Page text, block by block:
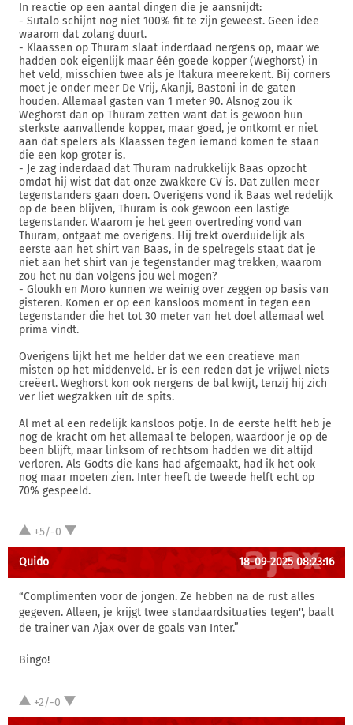
In reactie op een aantal dingen die je aansnijdt:
- Sutalo schijnt nog niet 100% fit te zijn geweest. Geen idee
waarom dat zolang duurt.
- Klaassen op Thuram slaat inderdaad nergens op, maar we
hadden ook eigenlijk maar één goede kopper (Weghorst) in
het veld, misschien twee als je Itakura meerekent. Bij corners
moet je onder meer De Vrij, Akanji, Bastoni in de gaten
houden. Allemaal gasten van 1 meter 90. Alsnog zou ik
Weghorst dan op Thuram zetten want dat is gewoon hun
sterkste aanvallende kopper, maar goed, je ontkomt er niet
aan dat spelers als Klaassen tegen iemand komen te staan
die een kop groter is.
- Je zag inderdaad dat Thuram nadrukkelijk Baas opzocht
omdat hij wist dat dat onze zwakkere CV is. Dat zullen meer
tegenstanders gaan doen. Overigens vond ik Baas wel redelijk
op de been blijven, Thuram is ook gewoon een lastige
tegenstander. Waarom je het geen overtreding vond van
Thuram, ontgaat me overigens. Hij trekt overduidelijk als
eerste aan het shirt van Baas, in de spelregels staat dat je
niet aan het shirt van je tegenstander mag trekken, waarom
zou het nu dan volgens jou wel mogen?
- Gloukh en Moro kunnen we weinig over zeggen op basis van
gisteren. Komen er op een kansloos moment in tegen een
tegenstander die het tot 30 meter van het doel allemaal wel
prima vindt.
Overigens lijkt het me helder dat we een creatieve man
misten op het middenveld. Er is een reden dat je vrijwel niets
creëert. Weghorst kon ook nergens de bal kwijt, tenzij hij zich
ver liet wegzakken uit de spits.
Al met al een redelijk kansloos potje. In de eerste helft heb je
nog de kracht om het allemaal te belopen, waardoor je op de
been blijft, maar linksom of rechtsom hadden we dit altijd
verloren. Als Godts die kans had afgemaakt, had ik het ook
nog maar moeten zien. Inter heeft de tweede helft echt op
70% gespeeld.
+5/-0
Quido 18-09-2025 08:23:16
“Complimenten voor de jongen. Ze hebben na de rust alles
gegeven. Alleen, je krijgt twee standaardsituaties tegen'', baalt
de trainer van Ajax over de goals van Inter.”
Bingo!
+2/-0